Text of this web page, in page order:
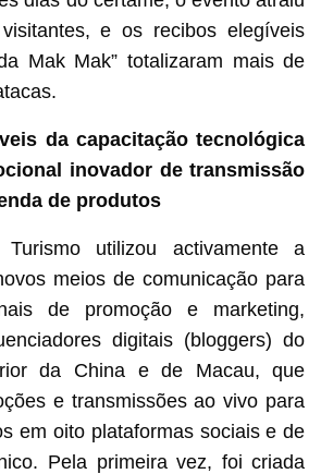
e os recibos elegíveis
Mak Mak” totalizaram mais de
da capacitação tecnológica
inovador de transmissão
de produtos
utilizou activamente a
meios de comunicação para
de promoção e marketing,
digitais (bloggers) do
da China e de Macau, que
e transmissões ao vivo para
em oito plataformas sociais e de
Pela primeira vez, foi criada